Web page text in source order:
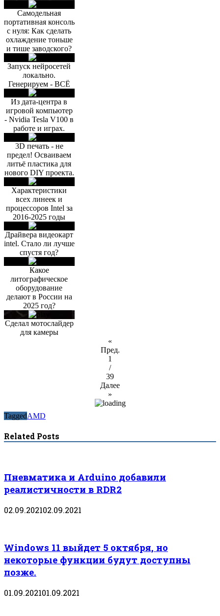
Самодельная
портативная консоль
с нуля: Как сделать
охлаждение тоньше
и тише заводского?
Запуск нейросетей
локально.
Генерируем - ВСЁ
Из дата-центра в
игровой компьютер
- Nvidia Tesla V100 в
работе и играх.
3D печать - не
предел! Осваиваем
литьё пластика для
нового DIY проекта.
Характеристики
всех линеек и
процессоров Intel за
2016-2025 годы
Драйвера видеокарт
intel. Стало ли лучше
спустя год?
Какое
литографическое
оборудование
делают в России на
2025 год?
Сделал мотослайдер
для камеры
«
Пред.
1
/
39
Далее
»
TaggedAMD
Related Posts
Пневматика и Arduino добавили
реалистичности в RDR2
02.09.202102.09.2021
Windows 11 выйдет 5 октября, но
некоторые функции будут доступны
позже.
01.09.202101.09.2021